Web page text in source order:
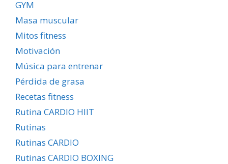
GYM
Masa muscular
Mitos fitness
Motivación
Música para entrenar
Pérdida de grasa
Recetas fitness
Rutina CARDIO HIIT
Rutinas
Rutinas CARDIO
Rutinas CARDIO BOXING